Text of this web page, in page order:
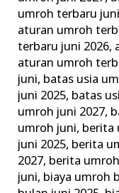
umroh terbaru
aturan umroh
terbaru juni 2026,
aturan umroh
juni, batas usia
juni 2025, batas
umroh juni 2027,
umroh juni, berita
juni 2025, berita
2027, berita
juni, biaya umroh